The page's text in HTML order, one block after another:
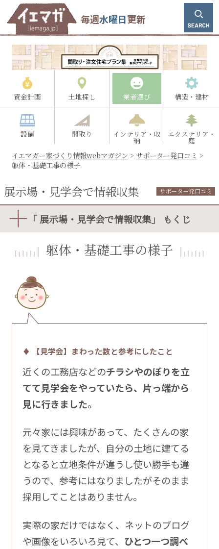
毎週水曜日更新
資金計画 土地探し 業者選び 構造・建材
設備 間取り インテリア・収
納
エクステリア・
庭
イエマガー家づくり情報webマガジン > サポーター発口コミ >
躯体・基礎工事の様子
展示場・見学会で情報収集 サポーター発口コミ
「 展示場・見学会で情報収集」 もくじ
躯体・基礎工事の様子
♦ 【見学会】まわった数と参考にしたこと
近くの工務店などのチラシやのぼりを立
てて見学会をやっていたら、片っ端から
見に行きました。
元々家には興味があって、たくさんの家
を見てきましたが、自分の土地に建てる
となると立地条件が違うし使い勝手も違
うので、参考にはなりましたがそのまま
採用してことはありません。
実際の家だけではなく、ネットのブログ
や画像をいろいろ見て、 ひとつ一つ調べ